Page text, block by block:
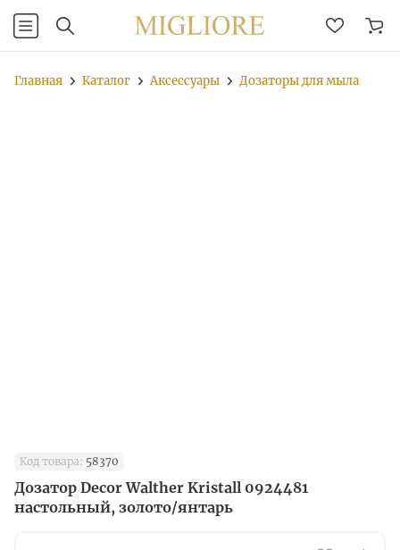
Главная Каталог Аксессуары Дозаторы для мыла
Код товара: 58370
Дозатор Decor Walther Kristall 0924481
настольный, золото/янтарь